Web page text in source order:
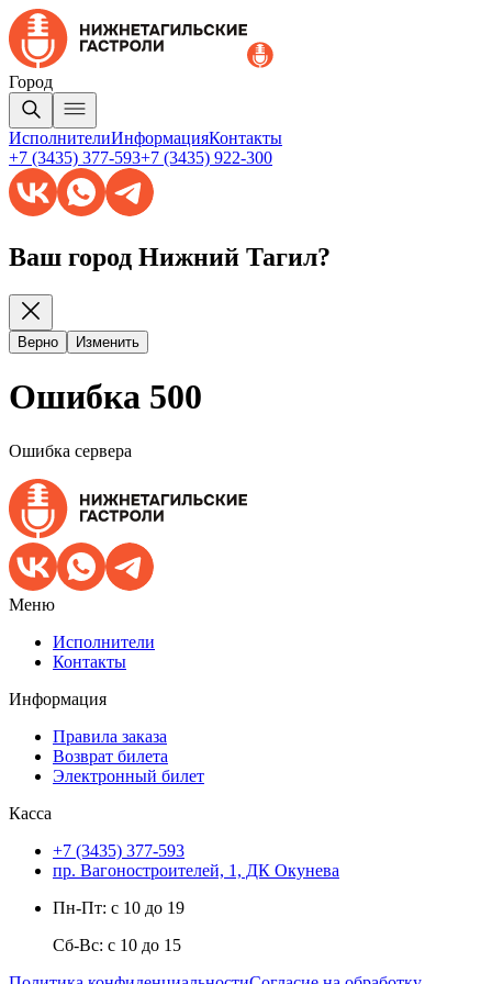
Город
ИсполнителиИнформацияКонтакты
+7 (3435) 377-593+7 (3435) 922-300
Ваш город Нижний Тагил?
Верно Изменить
Ошибка 500
Ошибка сервера
Меню
Исполнители
Контакты
Информация
Правила заказа
Возврат билета
Электронный билет
Касса
+7 (3435) 377-593
пр. Вагоностроителей, 1, ДК Окунева
Пн-Пт: с 10 до 19
Сб-Вс: с 10 до 15